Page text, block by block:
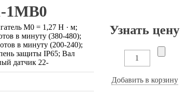
1MB0
М0 = 1,27 Н · м;
в минуту (380-480);
в минуту (200-240);
защиты IP65; Вал
датчик 22-
Узнать цену
Добавить в корзину